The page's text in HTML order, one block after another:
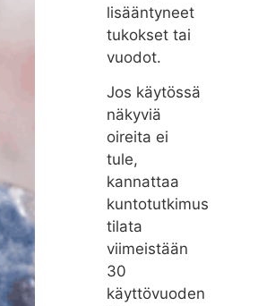
lisääntyneet
tukokset tai
vuodot.
Jos käytössä
näkyviä
oireita ei
tule,
kannattaa
kuntotutkimus
tilata
viimeistään
30
käyttövuoden